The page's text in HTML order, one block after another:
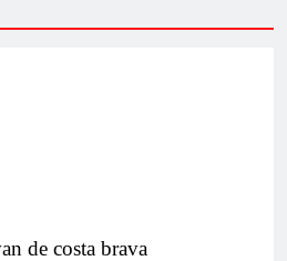
de costa brava